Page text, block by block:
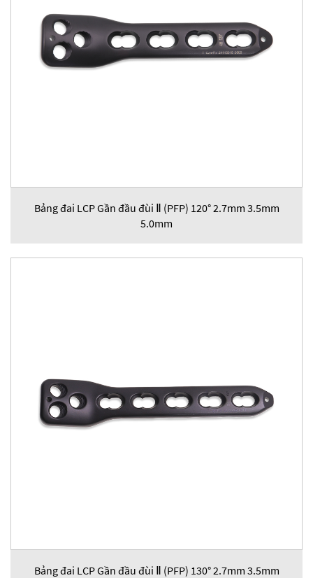
Bảng đai LCP Gần đầu đùi Ⅱ (PFP) 120° 2.7mm 3.5mm
5.0mm
Bảng đai LCP Gần đầu đùi Ⅱ (PFP) 130° 2.7mm 3.5mm